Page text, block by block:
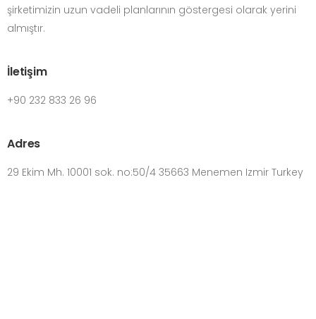
şirketimizin uzun vadeli planlarının göstergesi olarak yerini
almıştır.
İletişim
+90 232 833 26 96
Adres
29 Ekim Mh. 10001 sok. no:50/4 35663 Menemen Izmir Turkey